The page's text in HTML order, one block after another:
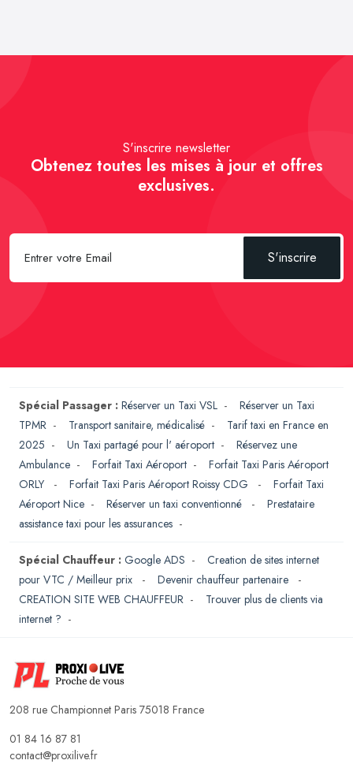
S'inscrire newsletter
Obtenez toutes les mises à jour et offres
exclusives.
S'inscrire
Spécial Passager : Réserver un Taxi VSL - Réserver un Taxi
TPMR - Transport sanitaire, médicalisé - Tarif taxi en France en
2025 - Un Taxi partagé pour l' aéroport - Réservez une
Ambulance - Forfait Taxi Aéroport - Forfait Taxi Paris Aéroport
ORLY
- Forfait Taxi Paris Aéroport Roissy CDG - Forfait Taxi
Aéroport Nice - Réserver un taxi conventionné - Prestataire
assistance taxi pour les assurances -
Spécial Chauffeur : Google ADS - Creation de sites internet
pour VTC / Meilleur prix
- Devenir chauffeur partenaire
-
CREATION SITE WEB CHAUFFEUR - Trouver plus de clients via
internet ? -
208 rue Championnet Paris 75018 France
01 84 16 87 81
contact@proxilive.fr